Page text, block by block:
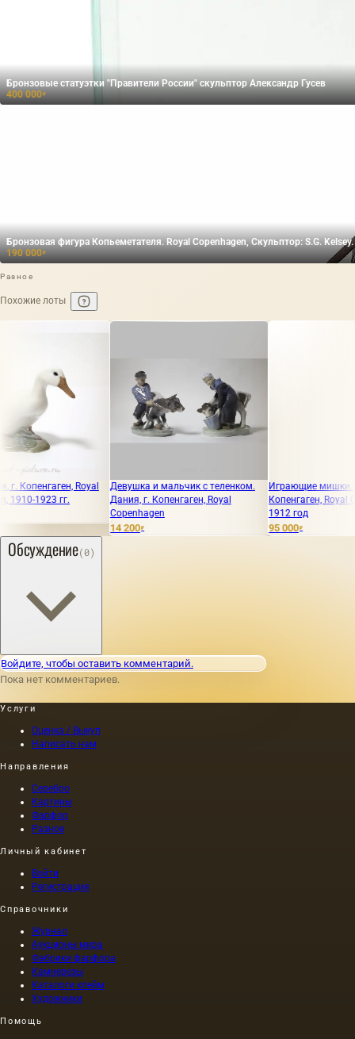
Бронзовые статуэтки "Правители России" скульптор Александр Гусев
400 000₽
Бронзовая фигура Копьеметателя. Royal Copenhagen, Скульптор: S.G. Kelsey.
190 000₽
Разное
Похожие лоты
Royal
гг.
Девушка и мальчик с теленком.
Дания, г. Копенгаген, Royal
Copenhagen
14 200
Играющие мишки. Дания,
Копенгаген, Royal
1912 год
₽
Обсуждение(0)
Войдите, чтобы оставить комментарий.
Пока нет комментариев.
Услуги
Оценка / Выкуп
Написать нам
Направления
Серебро
Картины
Фарфор
Разное
Личный кабинет
Войти
Регистрация
Справочники
Журнал
Аукционы мира
Фабрики фарфора
Камнерезы
Каталоги клейм
Художники
Помощь